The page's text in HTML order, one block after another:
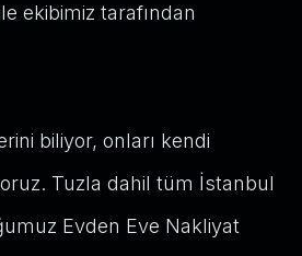
ekibimiz tarafından
biliyor, onları kendi
Tuzla dahil tüm İstanbul
Evden Eve Nakliyat